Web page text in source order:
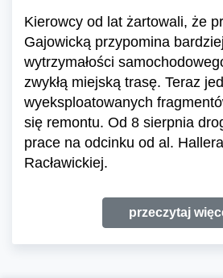
Kierowcy od lat żartowali, że
Gajowicką przypomina
wytrzymałości
zwykłą miejską trasę. Teraz
wyeksploatowanych
się remontu. Od 8 sierpnia
prace na odcinku od al.
Racławickiej.
przeczytaj